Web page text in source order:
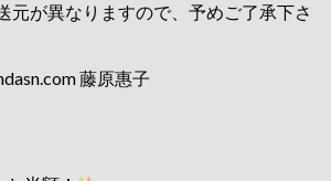
元が異なりますので、予めご了承下さ
藤原惠子